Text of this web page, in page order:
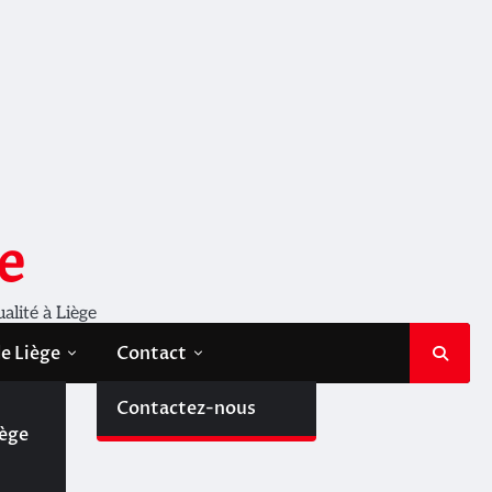
à Liège
Liège Contact
Contactez-nous